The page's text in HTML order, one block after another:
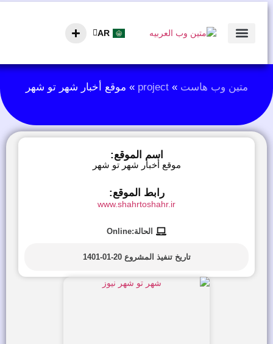
AR
EN
متین وب هاست»
project
»موقع أخبار شهر تو شهر
اسم الموقع:
موقع أخبار شهر تو شهر
رابط الموقع:
www.shahrtoshahr.ir
الحالة:Online
تاريخ تنفيذ المشروع 20-01-1401